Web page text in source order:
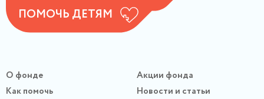
ПОМОЧЬ ДЕТЯМ
О фонде
Как помочь
Акции фонда
Новости и статьи